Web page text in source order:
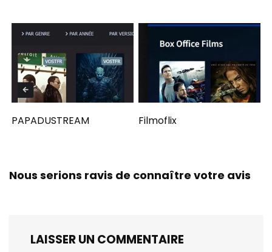
PAPADUSTREAM Filmoflix
Nous serions ravis de connaître votre avis
LAISSER UN COMMENTAIRE